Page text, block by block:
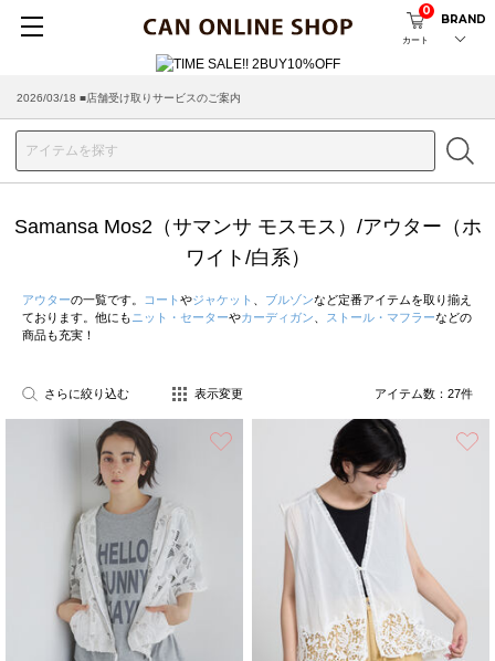
カート
0
BRAND
2026/08/04 ■8/13(木)AM2:00～サイトメンテナンス実施のお知らせ
2026/03/18 ■店舗受け取りサービスのご案内
Samansa Mos2（サマンサ モスモス）/アウター（ホ
ワイト/白系）
アウターの一覧です。 コート やジャケット ブルゾンなど定番アイテムを取り揃え
ております。他にも ニット・セーターやカーディガン ストール・マフラーなどの
商品も充実！
さらに絞り込む 表示変更 アイテム数： 27件